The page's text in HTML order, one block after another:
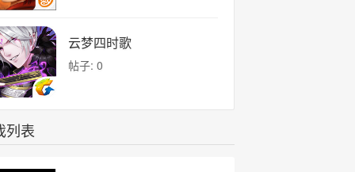
云梦四时歌
帖子: 0
列表